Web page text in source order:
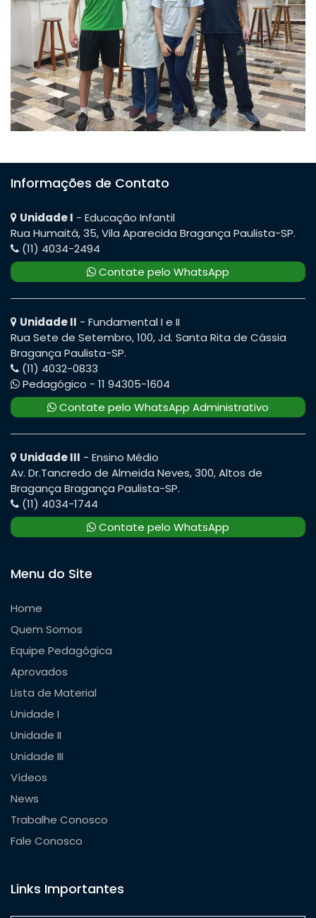
Informações de Contato
Unidade I - Educação Infantil
Rua Humaitá, 35, Vila Aparecida Bragança Paulista-SP.
(11) 4034-2494
Contate pelo WhatsApp
Unidade II - Fundamental I e II
Rua Sete de Setembro, 100, Jd. Santa Rita de Cássia
Bragança Paulista-SP.
(11) 4032-0833
Pedagógico - 11 94305-1604
Contate pelo WhatsApp Administrativo
Unidade III - Ensino Médio
Av. Dr.Tancredo de Almeida Neves, 300, Altos de
Bragança Bragança Paulista-SP.
(11) 4034-1744
Contate pelo WhatsApp
Menu do Site
Home
Quem Somos
Equipe Pedagógica
Aprovados
Lista de Material
Unidade I
Unidade II
Unidade III
Vídeos
News
Trabalhe Conosco
Fale Conosco
Links Importantes